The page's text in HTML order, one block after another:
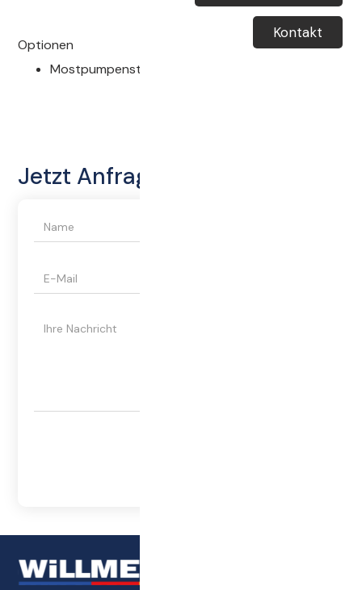
Kontakt
Optionen
Mostpumpensteuerung: 2.000 €
Jetzt Anfragen